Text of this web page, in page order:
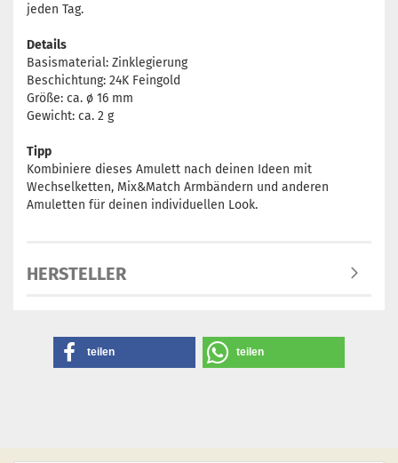
jeden Tag.
Details
Basismaterial: Zinklegierung
Beschichtung: 24K Feingold
Größe: ca. ø 16 mm
Gewicht: ca. 2 g
Tipp
Kombiniere dieses Amulett nach deinen Ideen mit
Wechselketten, Mix&Match Armbändern und anderen
Amuletten für deinen individuellen Look.
HERSTELLER
teilen teilen